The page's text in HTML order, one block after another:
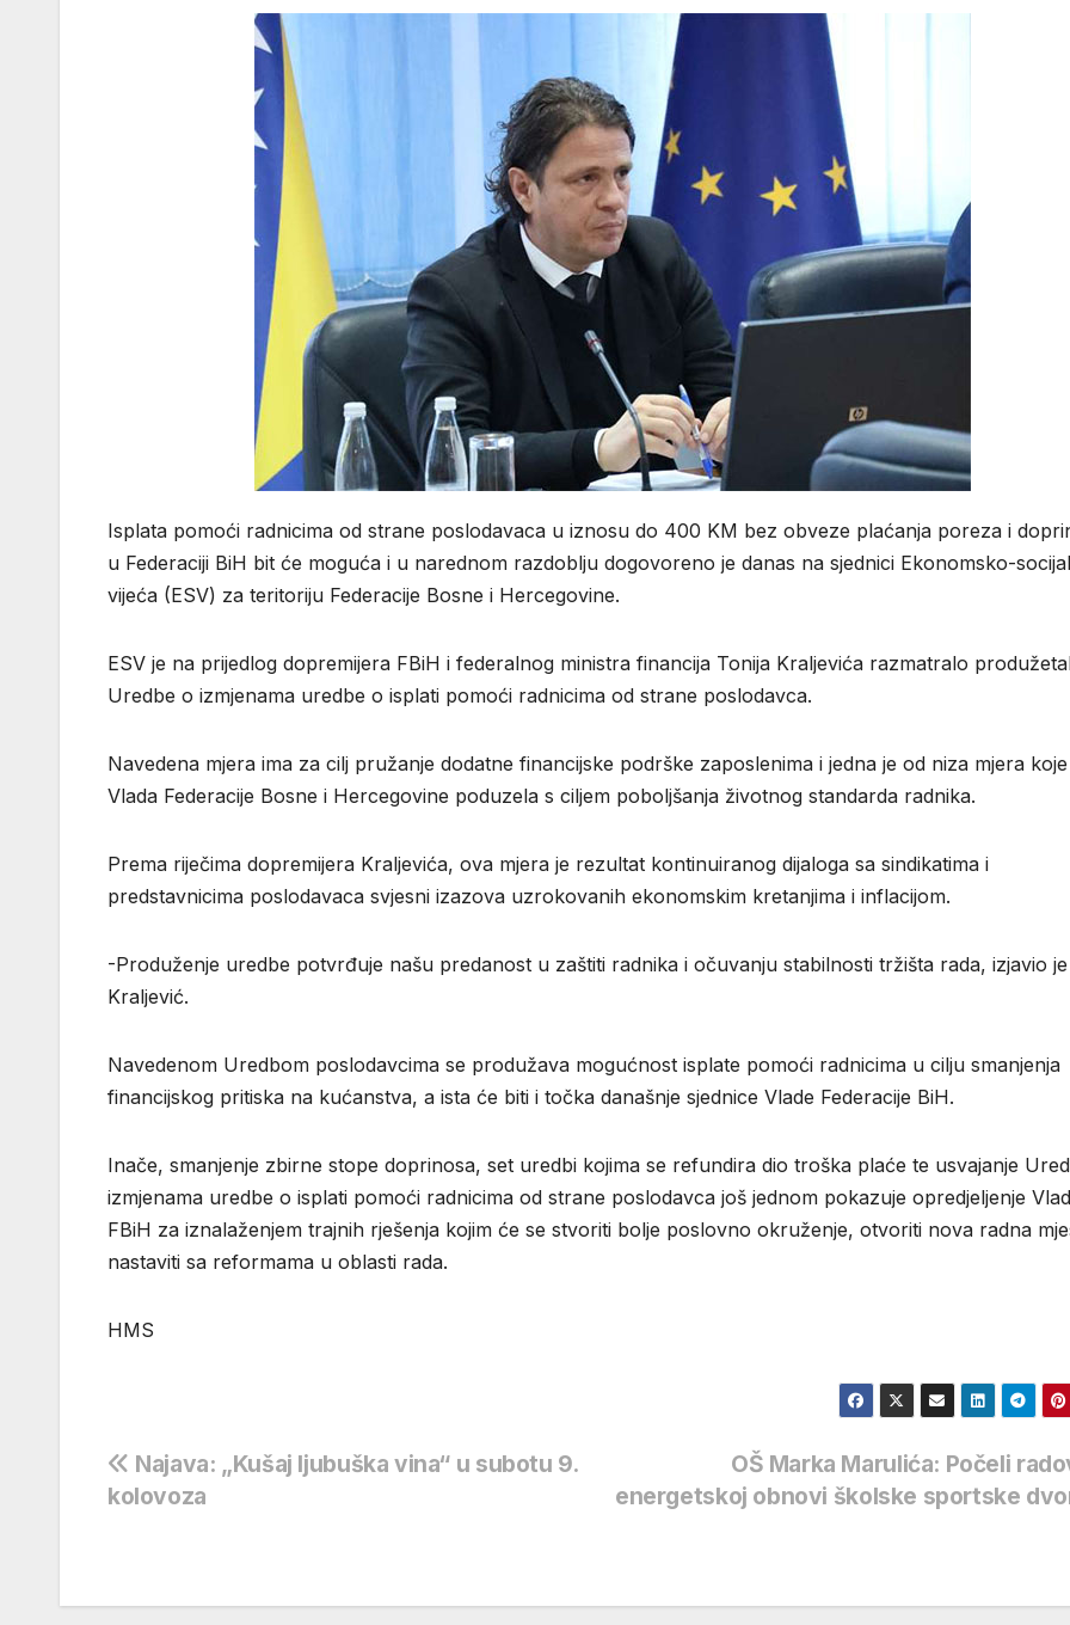
Isplata pomoći radnicima od strane poslodavaca u iznosu do 400 KM bez obveze plaćanja poreza i
u Federaciji BiH bit će moguća i u narednom razdoblju dogovoreno je danas na sjednici Ekonomsko-
vijeća (ESV) za teritoriju Federacije Bosne i Hercegovine.
ESV je na prijedlog dopremijera FBiH i federalnog ministra financija Tonija Kraljevića razmatralo
Uredbe o izmjenama uredbe o isplati pomoći radnicima od strane poslodavca.
Navedena mjera ima za cilj pružanje dodatne financijske podrške zaposlenima i jedna je od niza mjera
Vlada Federacije Bosne i Hercegovine poduzela s ciljem poboljšanja životnog standarda radnika.
Prema riječima dopremijera Kraljevića, ova mjera je rezultat kontinuiranog dijaloga sa sindikatima i
predstavnicima poslodavaca svjesni izazova uzrokovanih ekonomskim kretanjima i inflacijom.
-Produženje uredbe potvrđuje našu predanost u zaštiti radnika i očuvanju stabilnosti tržišta rada, izjavio je
Kraljević.
Navedenom Uredbom poslodavcima se produžava mogućnost isplate pomoći radnicima u cilju smanjenja
financijskog pritiska na kućanstva, a ista će biti i točka današnje sjednice Vlade Federacije BiH.
Inače, smanjenje zbirne stope doprinosa, set uredbi kojima se refundira dio troška plaće te usvajanje
izmjenama uredbe o isplati pomoći radnicima od strane poslodavca još jednom pokazuje opredjeljenje
FBiH za iznalaženjem trajnih rješenja kojim će se stvoriti bolje poslovno okruženje, otvoriti nova radna
nastaviti sa reformama u oblasti rada.
HMS
Navigacija
OŠ Marka Marulića: Počeli
energetskoj obnovi školske sportske
Najava: „Kušaj ljubuška vina“ u subotu 9.
kolovoza